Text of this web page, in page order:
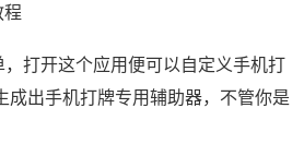
打开这个应用便可以自定义手机打
出手机打牌专用辅助器，不管你是